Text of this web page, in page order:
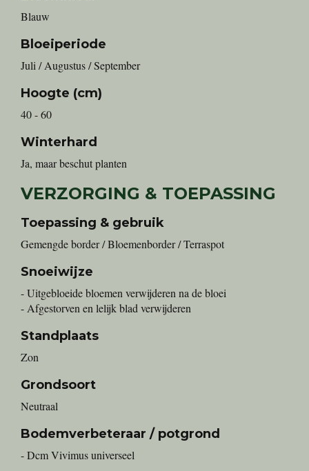
Blauw
Bloeiperiode
Juli / Augustus / September
Hoogte (cm)
40 - 60
Winterhard
Ja, maar beschut planten
VERZORGING & TOEPASSING
Toepassing & gebruik
Gemengde border / Bloemenborder / Terraspot
Snoeiwijze
- Uitgebloeide bloemen verwijderen na de bloei
- Afgestorven en lelijk blad verwijderen
Standplaats
Zon
Grondsoort
Neutraal
Bodemverbeteraar / potgrond
- Dcm Vivimus universeel